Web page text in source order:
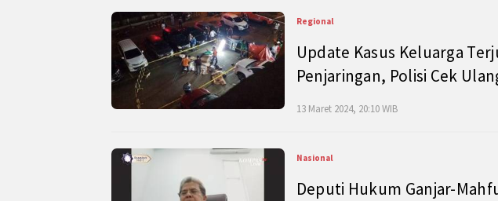
Regional
Update Kasus Keluarga
Penjaringan, Polisi Cek
13 Maret 2024, 20:10 WIB
Nasional
Deputi Hukum Ganjar-